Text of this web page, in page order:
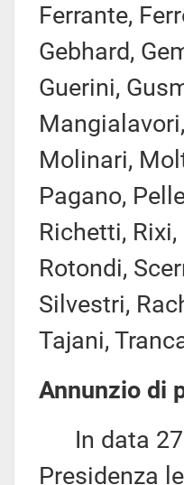
Ferrante,
Gebhard,
Guerini,
Molinari,
Pagano,
Richetti,
Rotondi,
Silvestri,
Tajani,
Annunzio di
In data 27
Presidenza